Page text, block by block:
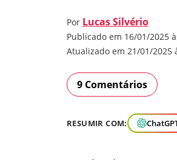
Por Lucas Silvério
Publicado em 16/01/2025
Atualizado em 21/01/2025
9 Comentários
RESUMIR COM: